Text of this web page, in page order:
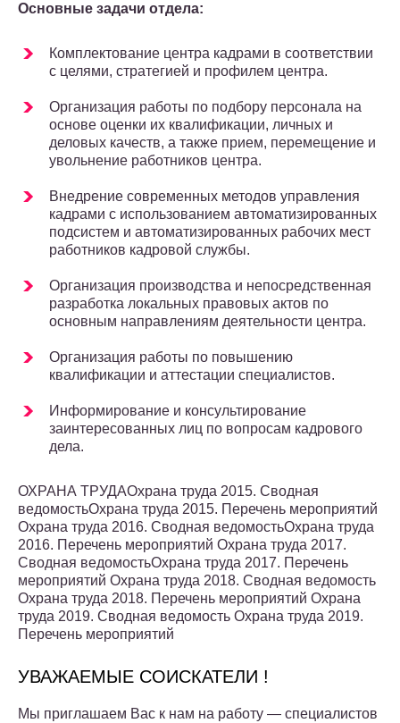
Основные задачи отдела:
Комплектование центра кадрами в соответствии
с целями, стратегией и профилем центра.
Организация работы по подбору персонала на
основе оценки их квалификации, личных и
деловых качеств, а также прием, перемещение и
увольнение работников центра.
Внедрение современных методов управления
кадрами с использованием автоматизированных
подсистем и автоматизированных рабочих мест
работников кадровой службы.
Организация производства и непосредственная
разработка локальных правовых актов по
основным направлениям деятельности центра.
Организация работы по повышению
квалификации и аттестации специалистов.
Информирование и консультирование
заинтересованных лиц по вопросам кадрового
дела.
ОХРАНА ТРУДАОхрана труда 2015. Сводная
ведомостьОхрана труда 2015. Перечень мероприятий
Охрана труда 2016. Сводная ведомостьОхрана труда
2016. Перечень мероприятий Охрана труда 2017.
Сводная ведомостьОхрана труда 2017. Перечень
мероприятий Охрана труда 2018. Сводная ведомость
Охрана труда 2018. Перечень мероприятий Охрана
труда 2019. Сводная ведомость Охрана труда 2019.
Перечень мероприятий
УВАЖАЕМЫЕ СОИСКАТЕЛИ !
Мы приглашаем Вас к нам на работу — специалистов